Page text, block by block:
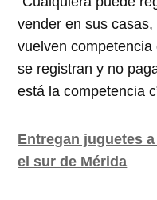
vender en sus
vuelven
se registran y no
está la competencia
Entregan juguetes
el sur de Mérida